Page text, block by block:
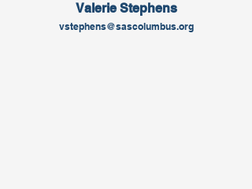
Valerie Stephens
vstephens@sascolumbus.org